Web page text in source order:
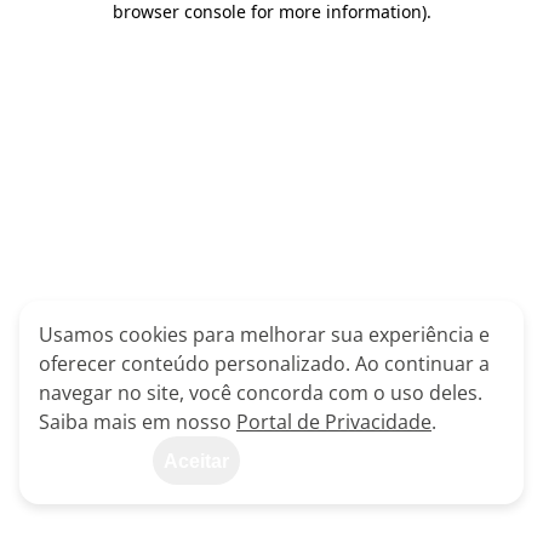
browser console for more information).
Usamos cookies para melhorar sua experiência e
oferecer conteúdo personalizado. Ao continuar a
navegar no site, você concorda com o uso deles.
Saiba mais em nosso Portal de Privacidade.